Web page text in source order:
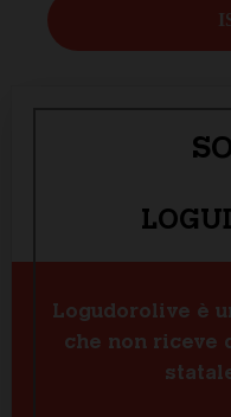
Logudorolive è
che non riceve